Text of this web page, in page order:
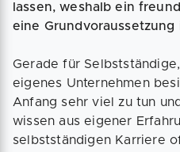
lassen, weshalb ein
eine Grundvoraussetzung
Gerade für
eigenes Unternehmen
Anfang sehr viel zu tun
wissen aus eigener
selbstständigen Karriere